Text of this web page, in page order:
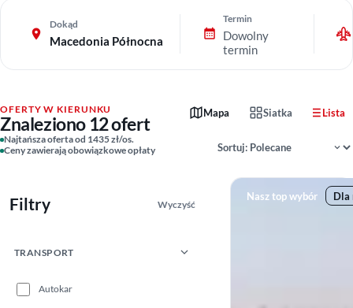
Dokąd
Macedonia Północna
Termin
Dowolny
termin
OFERTY W KIERUNKU
Znaleziono 12 ofert
Najtańsza oferta od 1435 zł/os.
Ceny zawierają obowiązkowe opłaty
Mapa Siatka Lista
Filtry Wyczyść
TRANSPORT
Autokar
Nasz top wybór Dla